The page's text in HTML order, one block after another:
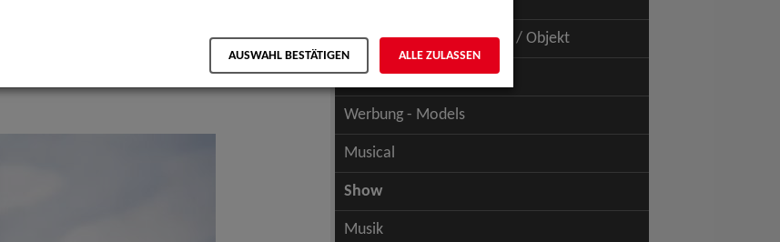
Schauspiel - Figur / Puppe / Objekt
Werbung - Talents
Werbung - Models
Musical
Show
Musik
AUSWAHL BESTÄTIGEN ALLE ZULASSEN